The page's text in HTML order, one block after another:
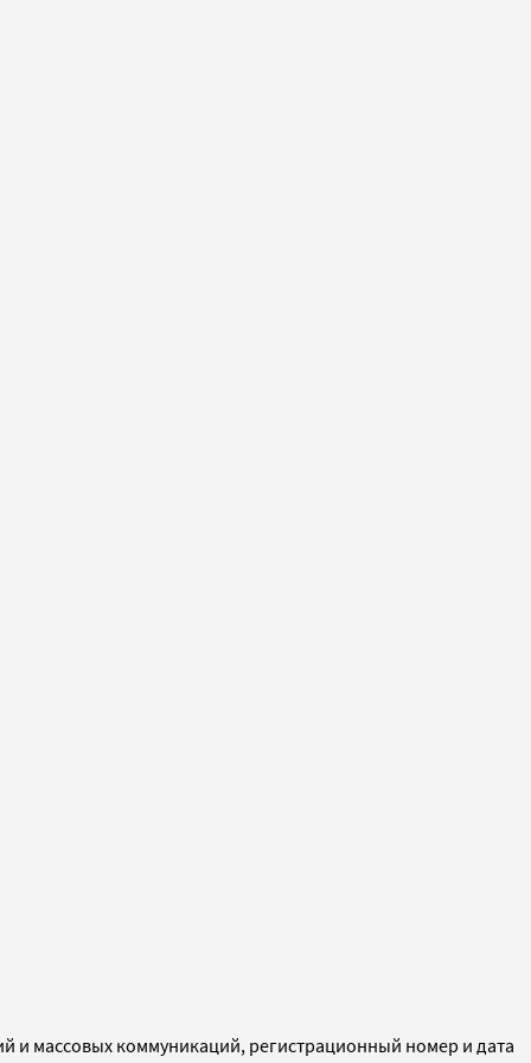
и массовых коммуникаций, регистрационный номер и дата